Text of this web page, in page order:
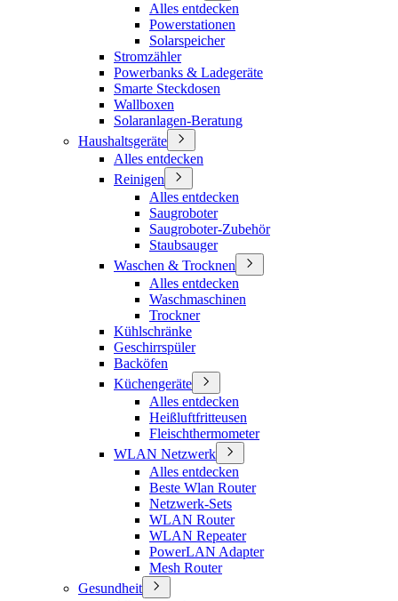
Alles entdecken
Powerstationen
Solarspeicher
Stromzähler
Powerbanks & Ladegeräte
Smarte Steckdosen
Wallboxen
Solaranlagen-Beratung
Haushaltsgeräte
Alles entdecken
Reinigen
Alles entdecken
Saugroboter
Saugroboter-Zubehör
Staubsauger
Waschen & Trocknen
Alles entdecken
Waschmaschinen
Trockner
Kühlschränke
Geschirrspüler
Backöfen
Küchengeräte
Alles entdecken
Heißluftfritteusen
Fleischthermometer
WLAN Netzwerk
Alles entdecken
Beste Wlan Router
Netzwerk-Sets
WLAN Router
WLAN Repeater
PowerLAN Adapter
Mesh Router
Gesundheit